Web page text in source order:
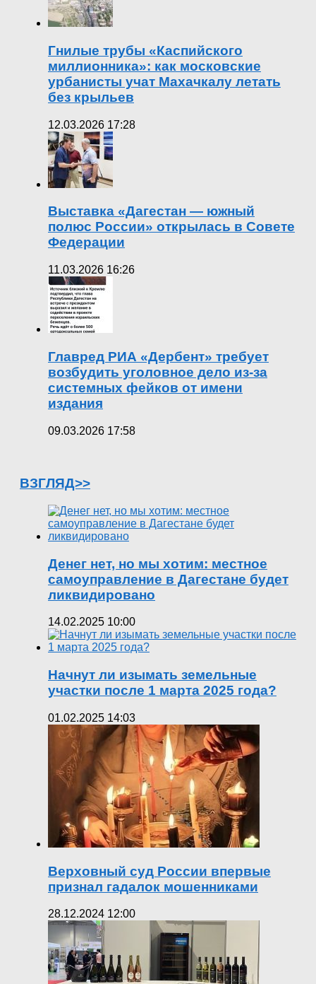
Гнилые трубы «Каспийского
миллионника»: как московские
урбанисты учат Махачкалу летать
без крыльев
12.03.2026 17:28
Выставка «Дагестан — южный
полюс России» открылась в Совете
Федерации
11.03.2026 16:26
Главред РИА «Дербент» требует
возбудить уголовное дело из-за
системных фейков от имени
издания
09.03.2026 17:58
ВЗГЛЯД>>
Денег нет, но мы хотим: местное
самоуправление в Дагестане будет
ликвидировано
14.02.2025 10:00
Начнут ли изымать земельные
участки после 1 марта 2025 года?
01.02.2025 14:03
Верховный суд России впервые
признал гадалок мошенниками
28.12.2024 12:00